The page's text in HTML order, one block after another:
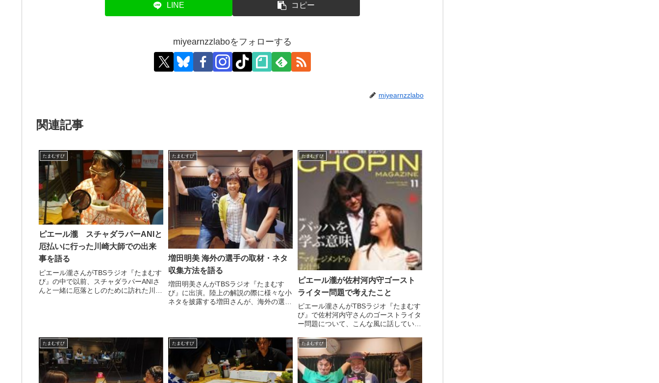
LINE コピー
miyearnzzlaboをフォローする
miyearnzzlabo
関連記事
たまむすび
ピエール瀧 スチャダラパーANIと
厄払いに行った川崎大師での出来
事を語る
ピエール瀧さんがTBSラジオ『たまむす
び』の中で以前、スチャダラパーANIさ
んと一緒に厄落としのために訪れた川崎
たまむすび
増田明美 海外の選手の取材・ネタ
収集方法を語る
増田明美さんがTBSラジオ『たまむす
び』に出演。陸上の解説の際に様々な小
ネタを披露する増田さんが、海外の選手
聞いてくださいました？（...
たまむすび
ピエール瀧が佐村河内守ゴースト
ライター問題で考えたこと
ピエール瀧さんがTBSラジオ『たまむす
び』で佐村河内守さんのゴーストライタ
ー問題について、こんな風に話していま
ね。いろんなニュースがありますね。今
週も。私は覚えました。佐村河内さん。
ね、寿限無寿限無みたいな...
たまむすび たまむすび たまむすび